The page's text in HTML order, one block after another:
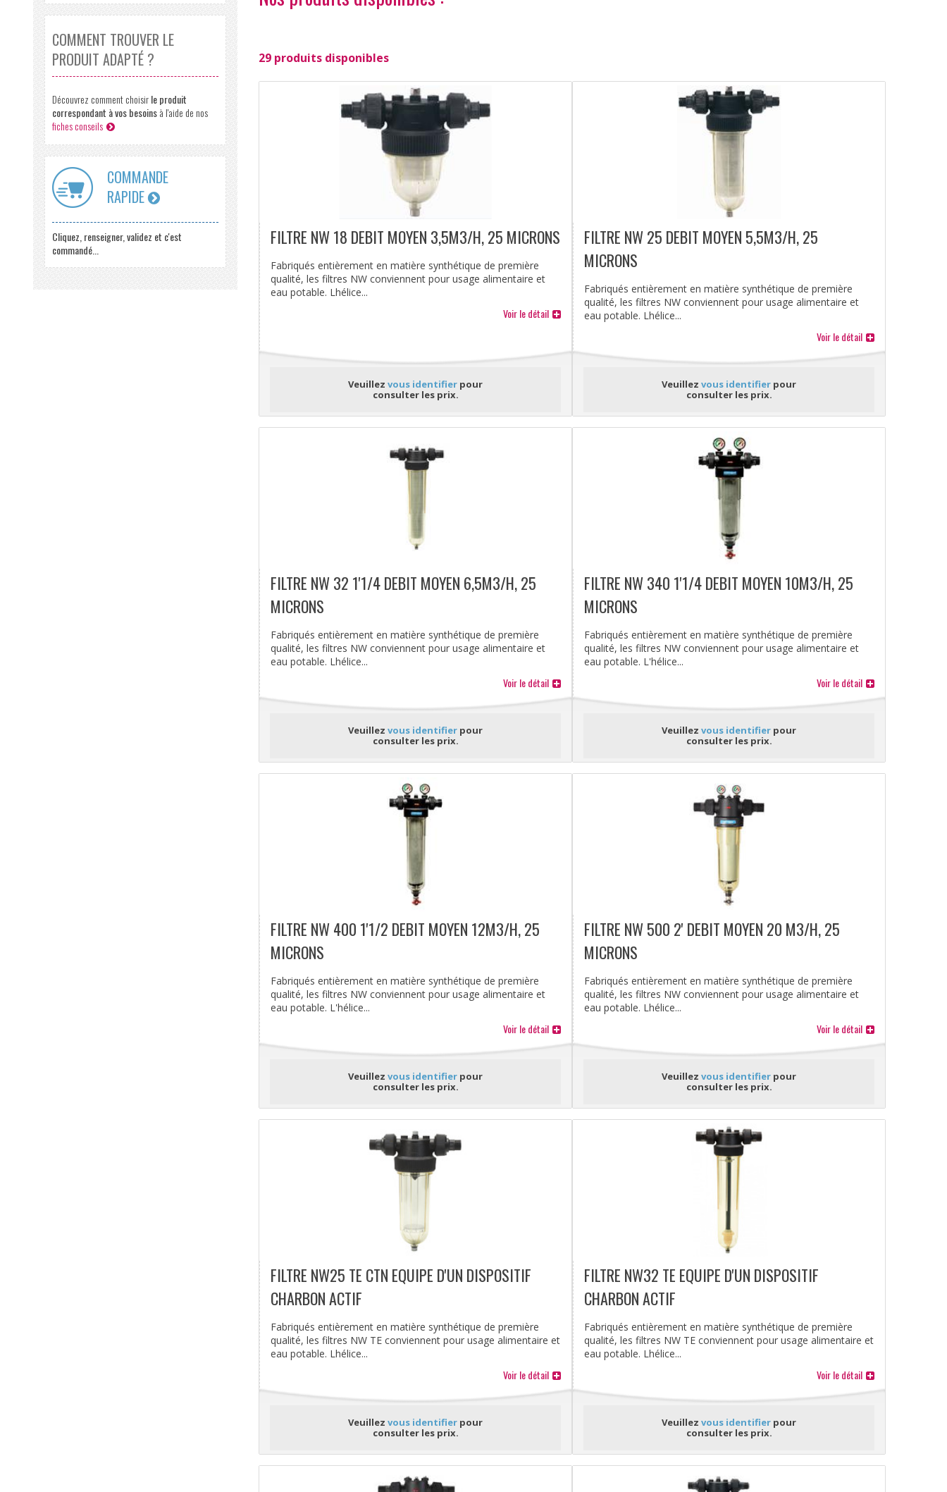
COMMENT TROUVER LE
PRODUIT ADAPTÉ ?
Découvrez comment choisirle produit
correspondant à vos besoinsà l'aide de nos
fiches conseils
COMMANDE
RAPIDE
Cliquez, renseigner, validez et c'est
commandé...
29 produits disponibles
FILTRE NW 18 DEBIT MOYEN 3,5M3/H, 25 MICRONS
Fabriqués entièrement en matière synthétique de première
qualité, les filtres NW conviennent pour usage alimentaire et
eau potable. Lhélice...
Voir le détail
Veuillez vous identifier pour
consulter les prix.
FILTRE NW 25 DEBIT MOYEN 5,5M3/H, 25
MICRONS
Fabriqués entièrement en matière synthétique de première
qualité, les filtres NW conviennent pour usage alimentaire et
eau potable. Lhélice...
Voir le détail
Veuillez vous identifier pour
consulter les prix.
FILTRE NW 32 1'1/4 DEBIT MOYEN 6,5M3/H, 25
MICRONS
Fabriqués entièrement en matière synthétique de première
qualité, les filtres NW conviennent pour usage alimentaire et
eau potable. Lhélice...
Voir le détail
Veuillez vous identifier pour
consulter les prix.
FILTRE NW 340 1'1/4 DEBIT MOYEN 10M3/H, 25
MICRONS
Fabriqués entièrement en matière synthétique de première
qualité, les filtres NW conviennent pour usage alimentaire et
eau potable. L'hélice...
Voir le détail
Veuillez vous identifier pour
consulter les prix.
FILTRE NW 400 1'1/2 DEBIT MOYEN 12M3/H, 25
MICRONS
Fabriqués entièrement en matière synthétique de première
qualité, les filtres NW conviennent pour usage alimentaire et
eau potable. L'hélice...
Voir le détail
Veuillez vous identifier pour
consulter les prix.
FILTRE NW 500 2' DEBIT MOYEN 20 M3/H, 25
MICRONS
Fabriqués entièrement en matière synthétique de première
qualité, les filtres NW conviennent pour usage alimentaire et
eau potable. Lhélice...
Voir le détail
Veuillez vous identifier pour
consulter les prix.
FILTRE NW25 TE CTN EQUIPE D'UN DISPOSITIF
CHARBON ACTIF
Fabriqués entièrement en matière synthétique de première
qualité, les filtres NW TE conviennent pour usage alimentaire et
eau potable. Lhélice...
Voir le détail
Veuillez vous identifier pour
consulter les prix.
FILTRE NW32 TE EQUIPE D'UN DISPOSITIF
CHARBON ACTIF
Fabriqués entièrement en matière synthétique de première
qualité, les filtres NW TE conviennent pour usage alimentaire et
eau potable. Lhélice...
Voir le détail
Veuillez vous identifier pour
consulter les prix.